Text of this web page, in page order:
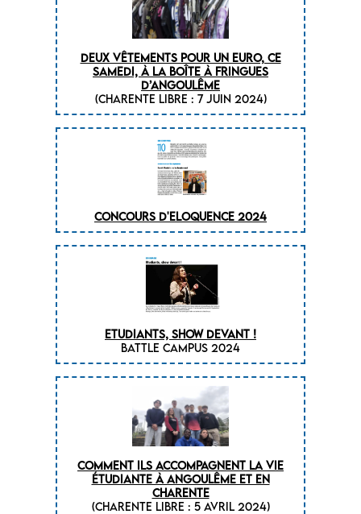
DEUX VÊTEMENTS POUR UN EURO, CE
SAMEDI, À LA BOÎTE À FRINGUES
D’ANGOULÊME
(CHARENTE LIBRE : 7 juin 2024)
CONCOURS D'ELOQUENCE 2024
ETUDIANTS, SHOW DEVANT !
BATTLE CAMPUS 2024
COMMENT ILS ACCOMPAGNENT LA VIE
ÉTUDIANTE À ANGOULÊME ET EN
CHARENTE
(CHARENTE LIBRE : 5 Avril 2024)